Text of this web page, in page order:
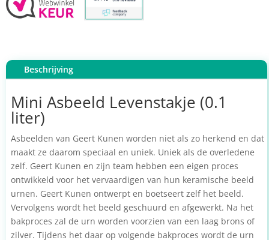
Beschrijving
Mini Asbeeld Levenstakje (0.1
liter)
Asbeelden van Geert Kunen worden niet als zo herkend en dat
maakt ze daarom speciaal en uniek. Uniek als de overledene
zelf. Geert Kunen en zijn team hebben een eigen proces
ontwikkeld voor het vervaardigen van hun keramische beeld
urnen. Geert Kunen ontwerpt en boetseert zelf het beeld.
Vervolgens wordt het beeld geschuurd en afgewerkt. Na het
bakproces zal de urn worden voorzien van een laag brons of
zilver. Tijdens het daar op volgende bakproces wordt de urn